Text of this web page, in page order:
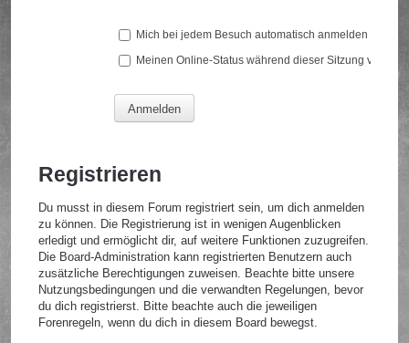
Mich bei jedem Besuch automatisch anmelden
Meinen Online-Status während dieser Sitzung
Registrieren
Du musst in diesem Forum registriert sein, um dich anmelden
zu können. Die Registrierung ist in wenigen Augenblicken
erledigt und ermöglicht dir, auf weitere Funktionen zuzugreifen.
Die Board-Administration kann registrierten Benutzern auch
zusätzliche Berechtigungen zuweisen. Beachte bitte unsere
Nutzungsbedingungen und die verwandten Regelungen, bevor
du dich registrierst. Bitte beachte auch die jeweiligen
Forenregeln, wenn du dich in diesem Board bewegst.